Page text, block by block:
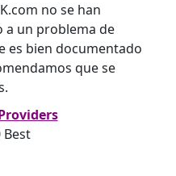
no se han
a un problema de
es bien documentado
que se
Best